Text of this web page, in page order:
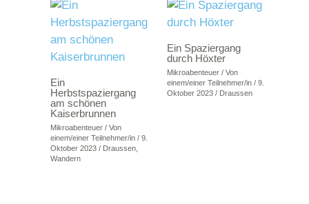
Ein
Herbstspaziergang
am schönen
Kaiserbrunnen
Mikroabenteuer/ Von
einem/einer Teilnehmer/in / 9.
Oktober 2023 / Draussen,
Wandern
Ein Spaziergang
durch Höxter
Mikroabenteuer/ Von
einem/einer Teilnehmer/in / 9.
Oktober 2023 / Draussen